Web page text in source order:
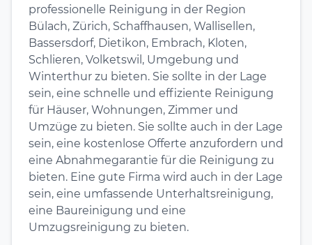
professionelle Reinigung in der Region
Bülach, Zürich, Schaffhausen, Wallisellen,
Bassersdorf, Dietikon, Embrach, Kloten,
Schlieren, Volketswil, Umgebung und
Winterthur zu bieten. Sie sollte in der Lage
sein, eine schnelle und effiziente Reinigung
für Häuser, Wohnungen, Zimmer und
Umzüge zu bieten. Sie sollte auch in der Lage
sein, eine kostenlose Offerte anzufordern und
eine Abnahmegarantie für die Reinigung zu
bieten. Eine gute Firma wird auch in der Lage
sein, eine umfassende Unterhaltsreinigung,
eine Baureinigung und eine
Umzugsreinigung zu bieten.